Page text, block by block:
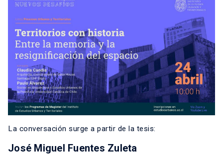
La conversación surge a partir de la tesis:
José Miguel Fuentes Zuleta